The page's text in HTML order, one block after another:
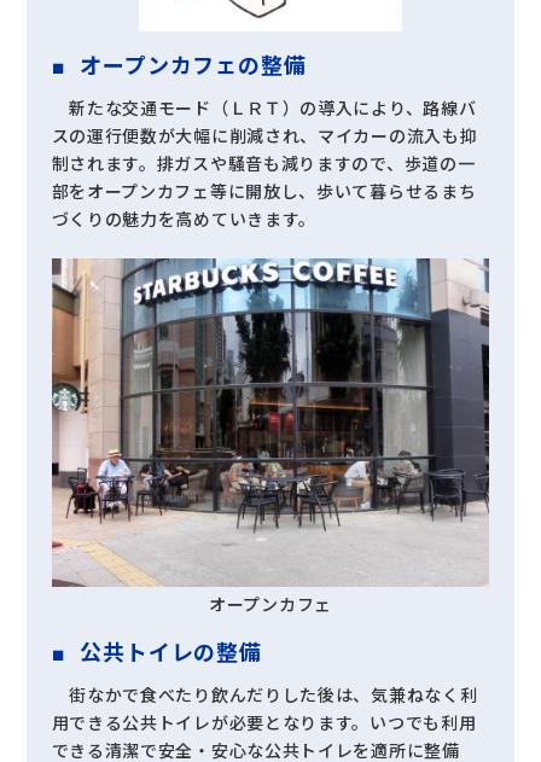
オープンカフェの整備
新たな交通モード（ＬＲＴ）の導入により、路線バ
スの運行便数が大幅に削減され、マイカーの流入も抑
制されます。排ガスや騒音も減りますので、歩道の一
部をオープンカフェ等に開放し、歩いて暮らせるまち
づくりの魅力を高めていきます。
オープンカフェ
公共トイレの整備
街なかで食べたり飲んだりした後は、気兼ねなく利
用できる公共トイレが必要となります。いつでも利用
できる清潔で安全・安心な公共トイレを適所に整備